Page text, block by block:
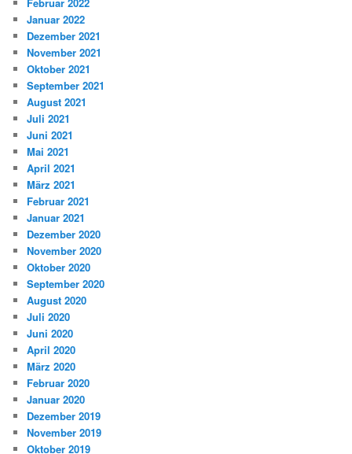
Januar 2022
Dezember 2021
November 2021
Oktober 2021
September 2021
August 2021
Juli 2021
Juni 2021
Mai 2021
April 2021
März 2021
Februar 2021
Januar 2021
Dezember 2020
November 2020
Oktober 2020
September 2020
August 2020
Juli 2020
Juni 2020
April 2020
März 2020
Februar 2020
Januar 2020
Dezember 2019
November 2019
Oktober 2019